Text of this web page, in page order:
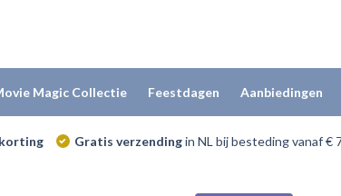
Magic Collectie Feestdagen Aanbiedingen
Gratis verzendingin NL bij besteding vanaf €